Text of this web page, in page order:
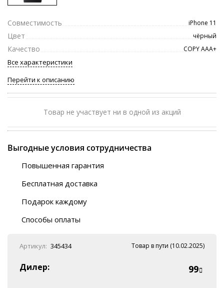
Совместимость iPhone 11
Цвет чёрный
Качество COPY ААА+
Все характеристики
Перейти к описанию
Товар не участвует ни в одной из акций
Выгодные условия сотрудничества
Повышенная гарантия
Бесплатная доставка
Автобусы (по ЮФО)
“BlaBlaCar” (по ЮФО)
Подарок каждому
Способы оплаты
Наличные
Эквайринг
Оплата на P/C
Артикул: 345434 Товар в пути (10.02.2025)
Дилер: 99